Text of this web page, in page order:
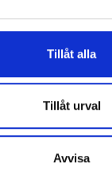
Tillåt alla
Tillåt urval
Avvisa